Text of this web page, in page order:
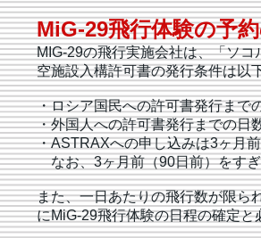
MiG-29飛行体験の予
MIG-29の飛行実施会社は、「ソ
空施設入構許可書の発行条件は以
・ロシア国民への許可書発行まで
・外国人への許可書発行までの日
・​ASTRAXへの申し込みは3ヶ月
なお、3ヶ月前（90日前）をすぎ
また、一日あたりの飛行数が限ら
にMiG-29飛行体験の日程の確定